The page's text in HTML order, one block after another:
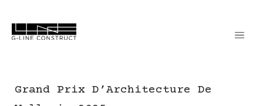
Grand Prix D’Architecture De